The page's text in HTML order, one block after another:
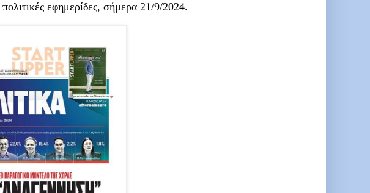
πολιτικές εφημερίδες, σήμερα 21/9/2024.